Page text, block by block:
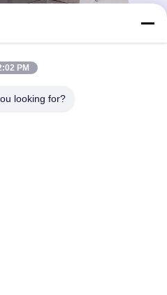
PM
looking for?